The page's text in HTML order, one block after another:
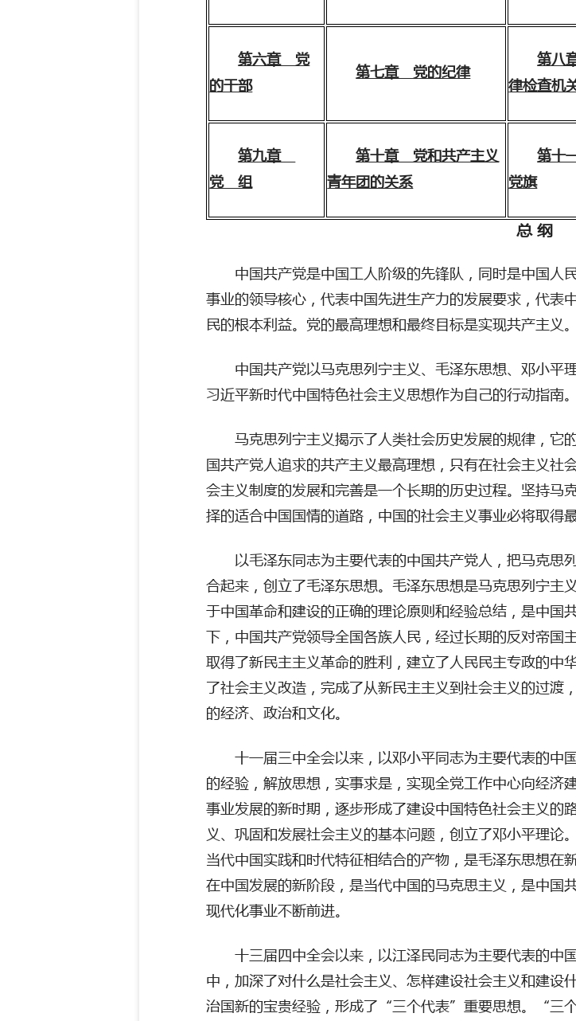
第六章 党
的干部
第七章 党的纪律
第八
律检查机
第九章
党 组
第十章 党和共产主义
青年团的关系
第十
党旗
总 纲
中国共产党是中国工人阶级的先锋队，同时是中国人
事业的领导核心，代表中国先进生产力的发展要求，代表
民的根本利益。党的最高理想和最终目标是实现共产主义。
中国共产党以马克思列宁主义、毛泽东思想、邓小平理
习近平新时代中国特色社会主义思想作为自己的行动指南。
马克思列宁主义揭示了人类社会历史发展的规律，它
国共产党人追求的共产主义最高理想，只有在社会主义社
会主义制度的发展和完善是一个长期的历史过程。坚持马
择的适合中国国情的道路，中国的社会主义事业必将取得最
以毛泽东同志为主要代表的中国共产党人，把马克思
合起来，创立了毛泽东思想。毛泽东思想是马克思列宁主
于中国革命和建设的正确的理论原则和经验总结，是中国
下，中国共产党领导全国各族人民，经过长期的反对帝国
取得了新民主主义革命的胜利，建立了人民民主专政的中
了社会主义改造，完成了从新民主主义到社会主义的过渡
的经济、政治和文化。
十一届三中全会以来，以邓小平同志为主要代表的中
的经验，解放思想，实事求是，实现全党工作中心向经济
事业发展的新时期，逐步形成了建设中国特色社会主义的
义、巩固和发展社会主义的基本问题，创立了邓小平理论
当代中国实践和时代特征相结合的产物，是毛泽东思想在
在中国发展的新阶段，是当代中国的马克思主义，是中国
现代化事业不断前进。
十三届四中全会以来，以江泽民同志为主要代表的中
中，加深了对什么是社会主义、怎样建设社会主义和建设
治国新的宝贵经验，形成了 “三个代表”重要思想。“三